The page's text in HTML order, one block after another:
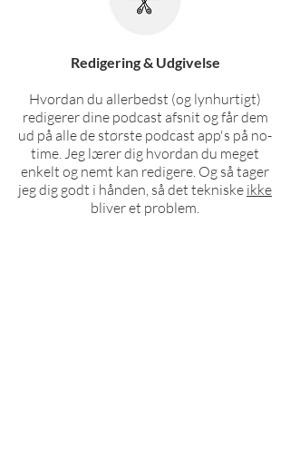
Redigering & Udgivelse
Hvordan du allerbedst (og lynhurtigt)
redigerer dine podcast afsnit og får dem
ud på alle de største podcast app's på no-
time. Jeg lærer dig hvordan du meget
enkelt og nemt kan redigere. Og så tager
jeg dig godt i hånden, så det tekniske ikke
bliver et problem.